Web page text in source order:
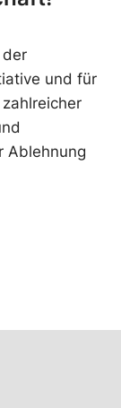
der
und für
Ablehnung